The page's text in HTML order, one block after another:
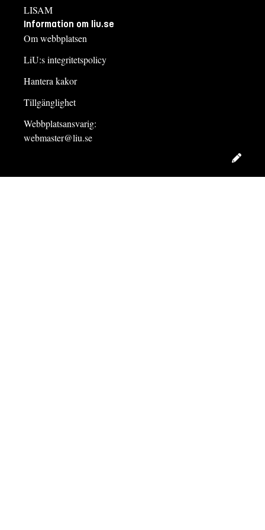
LISAM
Information om liu.se
Om webbplatsen
LiU:s integritetspolicy
Hantera kakor
Tillgänglighet
Webbplatsansvarig:
webmaster@liu.se